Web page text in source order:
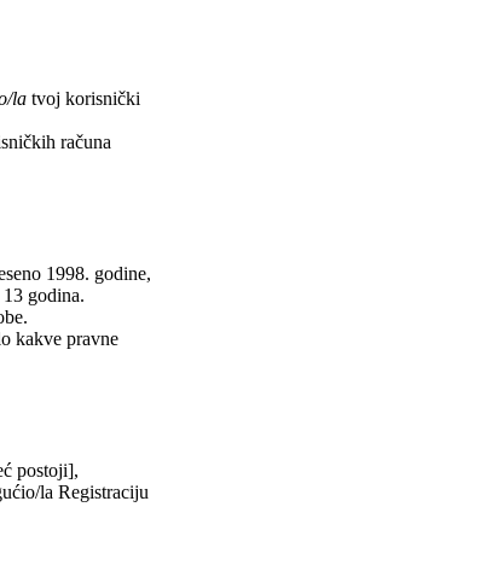
la tvoj korisnički
računa
1998. godine,
godina.
kakve pravne
postoji],
la Registraciju